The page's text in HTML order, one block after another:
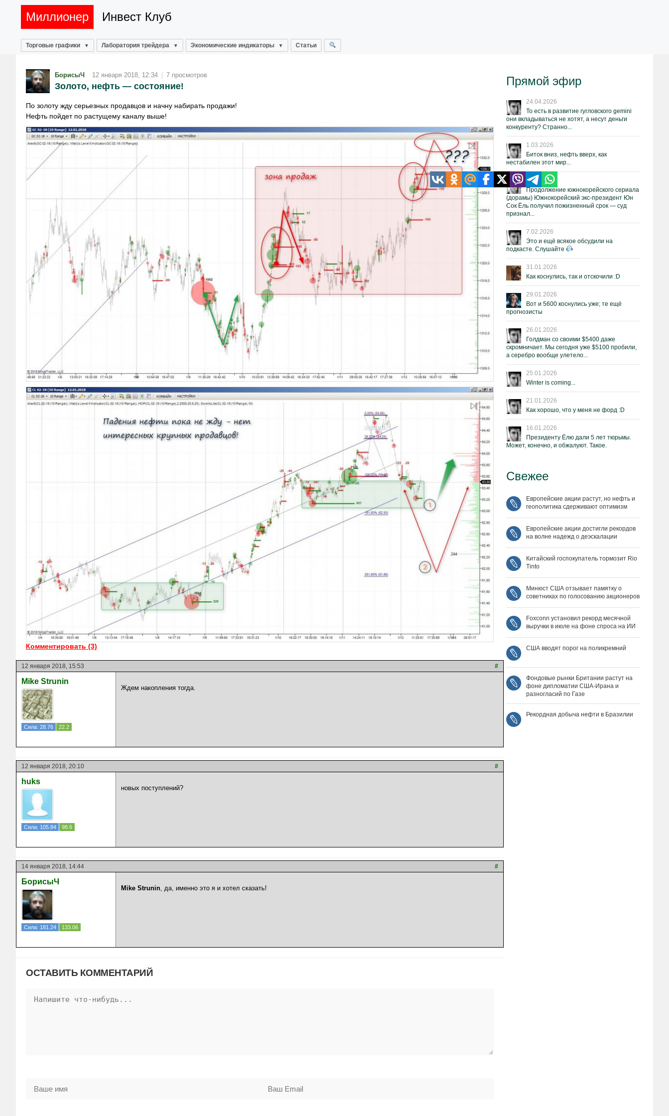
Миллионер Инвест Клуб
Торговые графики Лаборатория трейдера Экономические индикаторы Статьи
БорисыЧ 12 января 2018, 12:34 | 7 просмотров
Золото, нефть — состояние!
По золоту жду серьезных продавцов и начну набирать продажи!
Нефть пойдет по растущему каналу выше!
Комментировать (3)
12 января 2018, 15:53 #
Mike Strunin
Сила: 28.76 22.2
Ждем накопления тогда.
12 января 2018, 20:10 #
huks
Сила: 105.84 98.6
новых поступлений?
14 января 2018, 14:44 #
БорисыЧ
Сила: 181.24 133.06
Mike Strunin , да, именно это я и хотел сказать!
ОСТАВИТЬ КОММЕНТАРИЙ
Прямой эфир
24.04.2026
То есть в развитие гугловского gemini
они вкладываться не хотят, а несут деньги
конкуренту? Странно...
1.03.2026
Биток вниз, нефть вверх, как
нестабилен этот мир...
19.02.2026
Продолжение южнокорейского сериала
(дорамы) Южнокорейский экс-президент Юн
Сок Ёль получил пожизненный срок — суд
признал...
7.02.2026
Это и ещё всякое обсудили на
подкасте. Слушайте
31.01.2026
Как коснулись, так и отскочили :D
29.01.2026
Вот и 5600 коснулись уже; те ещё
прогнозисты
26.01.2026
Голдман со своими $5400 даже
скромничает. Мы сегодня уже $5100 пробили,
а серебро вообще улетело...
25.01.2026
Winter is coming...
21.01.2026
Как хорошо, что у меня не форд :D
16.01.2026
Президенту Ёлю дали 5 лет тюрьмы.
Может, конечно, и обжалуют. Такое.
Свежее
Европейские акции растут, но нефть и
геополитика сдерживают оптимизм
Европейские акции достигли рекордов
на волне надежд о деэскалации
Китайский госпокупатель тормозит Rio
Tinto
Минюст США отзывает памятку о
советниках по голосованию акционеров
Foxconn установил рекорд месячной
выручки в июле на фоне спроса на ИИ
США вводят порог на поликремний
Фондовые рынки Британии растут на
фоне дипломатии США‑Ирана и
разногласий по Газе
Рекордная добыча нефти в Бразилии